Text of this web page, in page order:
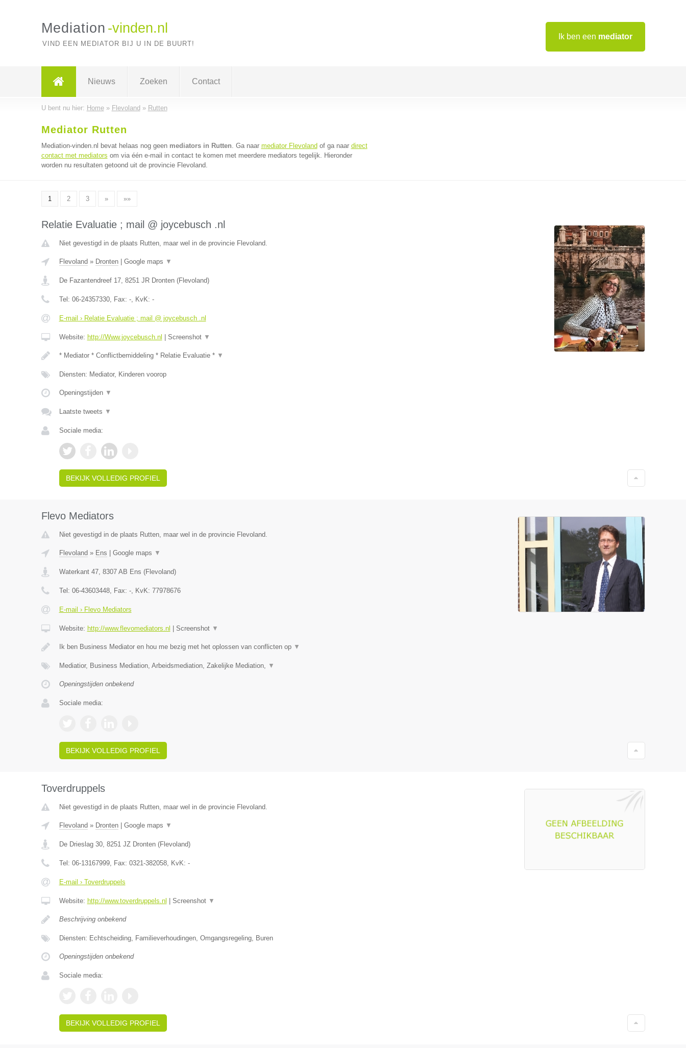
Ik ben een mediator
Mediation -vinden.nl
VIND EEN MEDIATOR BIJ U IN DE BUURT!
Nieuws Zoeken Contact
U bent nu hier: Home» Flevoland » Rutten
Mediator Rutten
Mediation-vinden.nl bevat helaas nog geen mediators in Rutten. Ga naar mediator Flevoland of ga naar direct
contact met mediators om via één e-mail in contact te komen met meerdere mediators tegelijk. Hieronder
worden nu resultaten getoond uit de provincie Flevoland.
1 2 3 » »»
Relatie Evaluatie ; mail @ joycebusch .nl
Niet gevestigd in de plaats Rutten, maar wel in de provincie Flevoland.
Flevoland » Dronten| Google maps ▼
De Fazantendreef 17, 8251 JR Dronten(Flevoland)
Tel: 06-24357330, Fax: -, KvK: -
E-mail › Relatie Evaluatie ; mail @ joycebusch .nl
Website: http://Www.joycebusch.nl Screenshot ▼
* Mediator * Conflictbemiddeling * Relatie Evaluatie * ▼
Diensten: Mediator, Kinderen voorop
Openingstijden ▼
Laatste tweets ▼
Sociale media:
BEKIJK VOLLEDIG PROFIEL
Flevo Mediators
Niet gevestigd in de plaats Rutten, maar wel in de provincie Flevoland.
Flevoland » Ens Google maps ▼
Waterkant 47, 8307 AB Ens (Flevoland)
Tel: 06-43603448, Fax: -, KvK: 77978676
E-mail › Flevo Mediators
Website: http://www.flevomediators.nl Screenshot ▼
Ik ben Business Mediator en hou me bezig met het oplossen van conflicten op ▼
Mediatior, Business Mediation, Arbeidsmediation, Zakelijke Mediation, ▼
Openingstijden onbekend
Sociale media:
BEKIJK VOLLEDIG PROFIEL
Toverdruppels
Niet gevestigd in de plaats Rutten, maar wel in de provincie Flevoland.
Flevoland » Dronten| Google maps ▼
De Drieslag 30, 8251 JZ Dronten(Flevoland)
Tel: 06-13167999, Fax: 0321-382058, KvK: -
E-mail › Toverdruppels
Website: http://www.toverdruppels.nl Screenshot ▼
Beschrijving onbekend
Diensten: Echtscheiding, Familieverhoudingen, Omgangsregeling, Buren
Openingstijden onbekend
Sociale media:
BEKIJK VOLLEDIG PROFIEL